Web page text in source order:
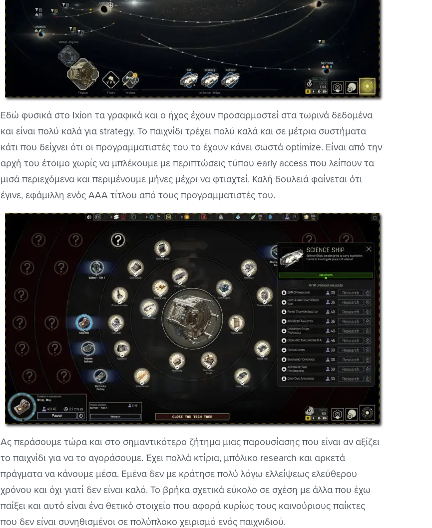
Εδώ φυσικά στο Ixion τα γραφικά και ο ήχος έχουν προσαρμοστεί στα τωρινά δεδομένα
και είναι πολύ καλά για strategy. Το παιχνίδι τρέχει πολύ καλά και σε μέτρια συστήματα
κάτι που δείχνει ότι οι προγραμματιστές του το έχουν κάνει σωστά optimize. Είναι από την
αρχή του έτοιμο χωρίς να μπλέκουμε με περιπτώσεις τύπου early access που λείπουν τα
μισά περιεχόμενα και περιμένουμε μήνες μέχρι να φτιαχτεί. Καλή δουλειά φαίνεται ότι
έγινε, εφάμιλλη ενός AAA τίτλου από τους προγραμματιστές του.
Ας περάσουμε τώρα και στο σημαντικότερο ζήτημα μιας παρουσίασης που είναι αν αξίζει
το παιχνίδι για να το αγοράσουμε. Έχει πολλά κτίρια, μπόλικο research και αρκετά
πράγματα να κάνουμε μέσα. Εμένα δεν με κράτησε πολύ λόγω ελλείψεως ελεύθερου
χρόνου και όχι γιατί δεν είναι καλό. Το βρήκα σχετικά εύκολο σε σχέση με άλλα που έχω
παίξει και αυτό είναι ένα θετικό στοιχείο που αφορά κυρίως τους καινούριους παίκτες
που δεν είναι συνηθισμένοι σε πολύπλοκο χειρισμό ενός παιχνιδιού.